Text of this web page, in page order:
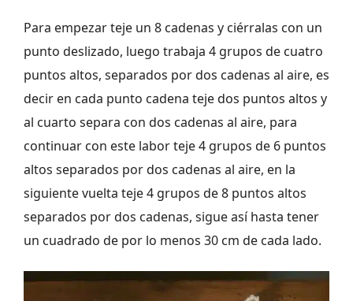
Para empezar teje un 8 cadenas y ciérralas con un
punto deslizado, luego trabaja 4 grupos de cuatro
puntos altos, separados por dos cadenas al aire, es
decir en cada punto cadena teje dos puntos altos y
al cuarto separa con dos cadenas al aire, para
continuar con este labor teje 4 grupos de 6 puntos
altos separados por dos cadenas al aire, en la
siguiente vuelta teje 4 grupos de 8 puntos altos
separados por dos cadenas, sigue así hasta tener
un cuadrado de por lo menos 30 cm de cada lado.